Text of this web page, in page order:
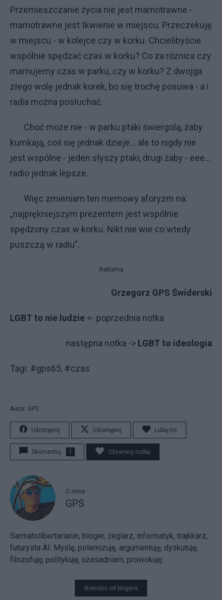
Przemieszczanie życia nie jest marnotrawne -
marnotrawne jest tkwienie w miejscu. Przeczekuję
w miejscu - w kolejce czy w korku. Chcielibyście
wspólnie spędzać czas w korku? Co za różnica czy
marnujemy czas w parku, czy w korku? Z dwojga
złego wolę jednak korek, bo się trochę posuwa - a i
radia można posłuchać.
Choć może nie - w parku ptaki świergolą, żaby
kumkają, coś się jednak dzieje… ale to nigdy nie
jest wspólne - jeden słyszy ptaki, drugi żaby - eee…
radio jednak lepsze.
Więc zmieniam ten memowy aforyzm na:
„najpiękniejszym prezentem jest wspólnie
spędzony czas w korku. Nikt nie wie co wtedy
puszczą w radiu”.
Reklama
Grzegorz GPS Świderski
LGBT to nie ludzie <- poprzednia notka
następna notka -> LGBT to ideologia
Tagi: #gps65, #czas
Autor: GPS
Udostępnij Udostępnij Lubię to!
Skomentuj 1 Obserwuj notkę
O mnie
GPS
Sarmatolibertarianin, bloger, żeglarz, informatyk, trajkkarz,
futurysta AI. Myślę, polemizuję, argumentuję, dyskutuję,
filozofuję, politykuję, uzasadniam, prowokuję.
Nowości od blogera